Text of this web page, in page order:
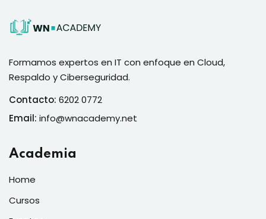
Formamos expertos en IT con enfoque en Cloud,
Respaldo y Ciberseguridad.
Contacto: 6202 0772
Email: info@wnacademy.net
Academia
Home
Cursos